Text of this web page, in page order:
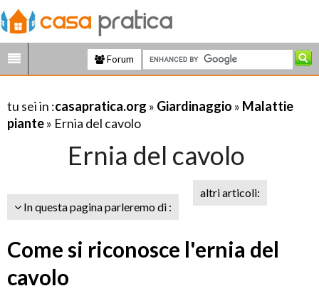
Forum
tu sei in :casapratica.org » Giardinaggio » Malattie
piante» Ernia del cavolo
Ernia del cavolo
In questa pagina parleremo di :
altri articoli:
Come si riconosce l'ernia del
cavolo